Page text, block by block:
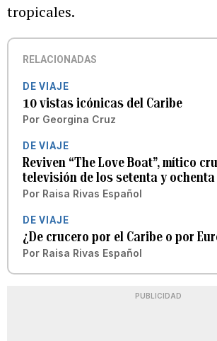
tropicales.
RELACIONADAS
DE VIAJE
10 vistas icónicas del Caribe
Por Georgina Cruz
DE VIAJE
Reviven “The Love Boat”, mítico
televisión de los setenta y ochenta
Por Raisa Rivas Español
DE VIAJE
¿De crucero por el Caribe o por
Por Raisa Rivas Español
PUBLICIDAD